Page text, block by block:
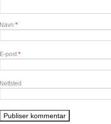
Navn *
E-post *
Nettsted